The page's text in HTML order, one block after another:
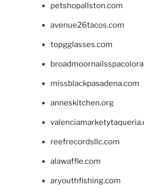
petshopallston.com
avenue26tacos.com
topgglasses.com
missblackpasadena.com
anneskitchen.org
reefrecordsllc.com
alawaffle.com
aryouthfishing.com